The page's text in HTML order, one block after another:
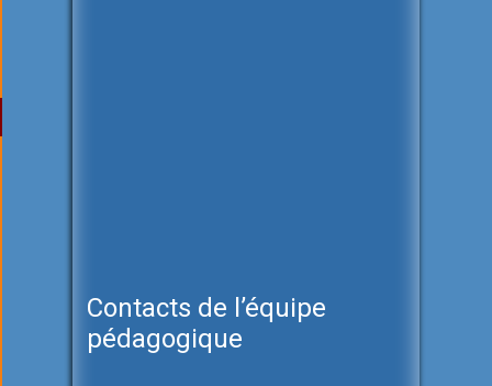
Contacts de l’équipe
pédagogique